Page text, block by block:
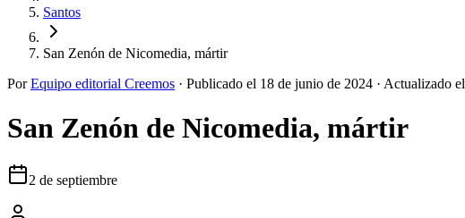
Santos
San Zenón de Nicomedia, mártir
Por Equipo editorial Creemos · Publicado el 18 de junio de 2024 · Actualizado el
San Zenón de Nicomedia, mártir
2 de septiembre